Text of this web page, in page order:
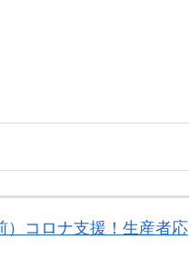
コロナ支援！生産者応